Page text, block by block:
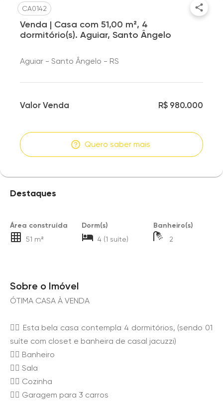
CA0142
Venda | Casa com 51,00 m², 4
dormitório(s). Aguiar, Santo Ângelo
Aguiar - Santo Ângelo - RS
Valor Venda R$ 980.000
Quero saber mais
Destaques
Área construída
51 m²
Dorm(s)
4 (1 suíte)
Banheiro(s)
2
Sobre o Imóvel
ÓTIMA CASA À VENDA
👉🏻 Esta bela casa contempla 4 dormitórios, (sendo 01
suíte com closet e banheira de casal jacuzzi)
👉🏻 Banheiro
👉🏻 Sala
👉🏻 Cozinha
👉🏻 Garagem para 3 carros